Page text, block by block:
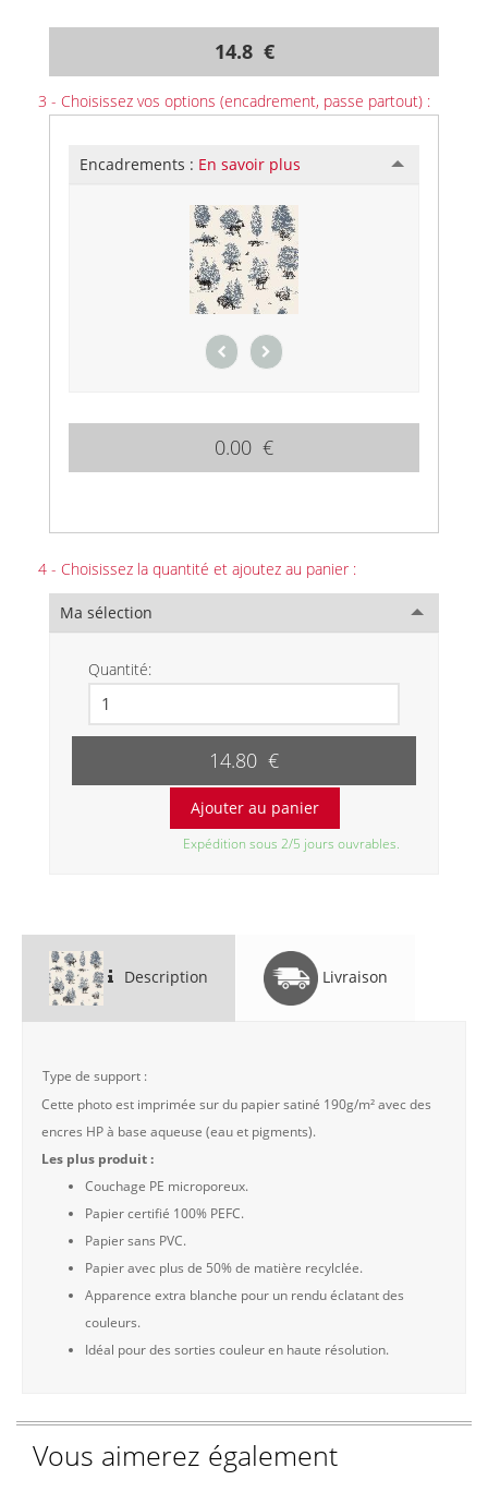
14.8 €
3 - Choisissez vos options (encadrement, passe partout) :
Encadrements : En savoir plus
0.00 €
4 - Choisissez la quantité et ajoutez au panier :
Ma sélection
Quantité:
14.80 €
Expédition sous 2/5 jours ouvrables.
Description Livraison
Type de support :
Cette photo est imprimée sur du papier satiné 190g/m² avec des
encres HP à base aqueuse (eau et pigments).
Les plus produit :
Couchage PE microporeux.
Papier certifié 100% PEFC.
Papier sans PVC.
Papier avec plus de 50% de matière recylclée.
Apparence extra blanche pour un rendu éclatant des
couleurs.
Idéal pour des sorties couleur en haute résolution.
Vous aimerez également